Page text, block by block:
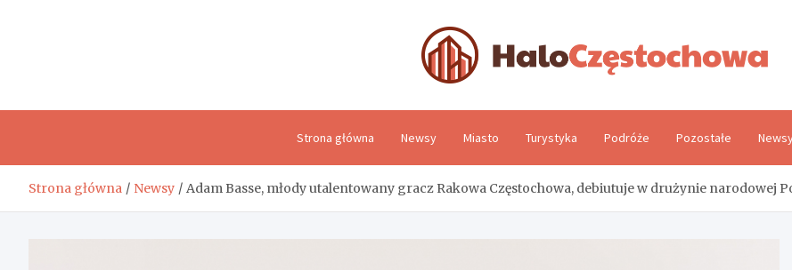
Strona główna Newsy Miasto Turystyka Podróże Pozostałe
Strona główna Newsy Adam Basse, młody utalentowany gracz Rakowa Częstochowa, debiutuje w drużynie narodowej